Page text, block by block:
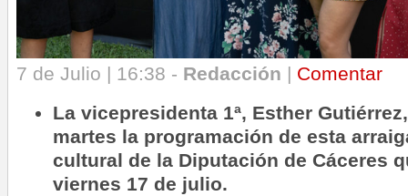
7 de Julio | 16:38 - Redacción | Comentar
La vicepresidenta 1ª, Esther
martes la programación de esta
cultural de la Diputación de Cáceres
viernes 17 de julio.